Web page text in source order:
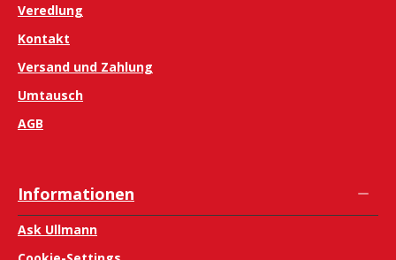
Veredlung
Kontakt
Versand und Zahlung
Umtausch
AGB
Informationen
Ask Ullmann